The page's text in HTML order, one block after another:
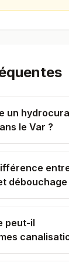
un
le Var ?
débouchage
peut-il